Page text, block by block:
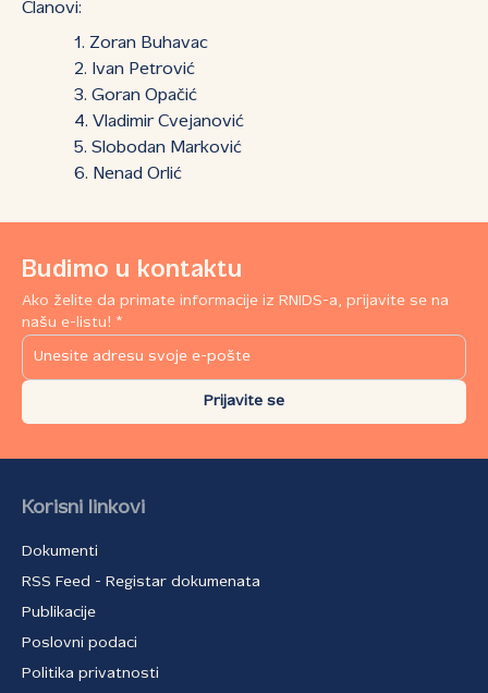
Članovi:
Zoran Buhavac
Ivan Petrović
Goran Opačić
Vladimir Cvejanović
Slobodan Marković
Nenad Orlić
Budimo u kontaktu
Ako želite da primate informacije iz RNIDS-a, prijavite se na
našu e-listu! *
Prijavite se
Korisni linkovi
Dokumenti
RSS Feed - Registar dokumenata
Publikacije
Poslovni podaci
Politika privatnosti